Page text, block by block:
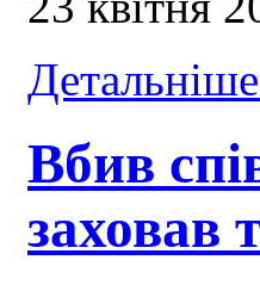
Вбив
заховав